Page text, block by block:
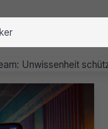
Unwissenheit